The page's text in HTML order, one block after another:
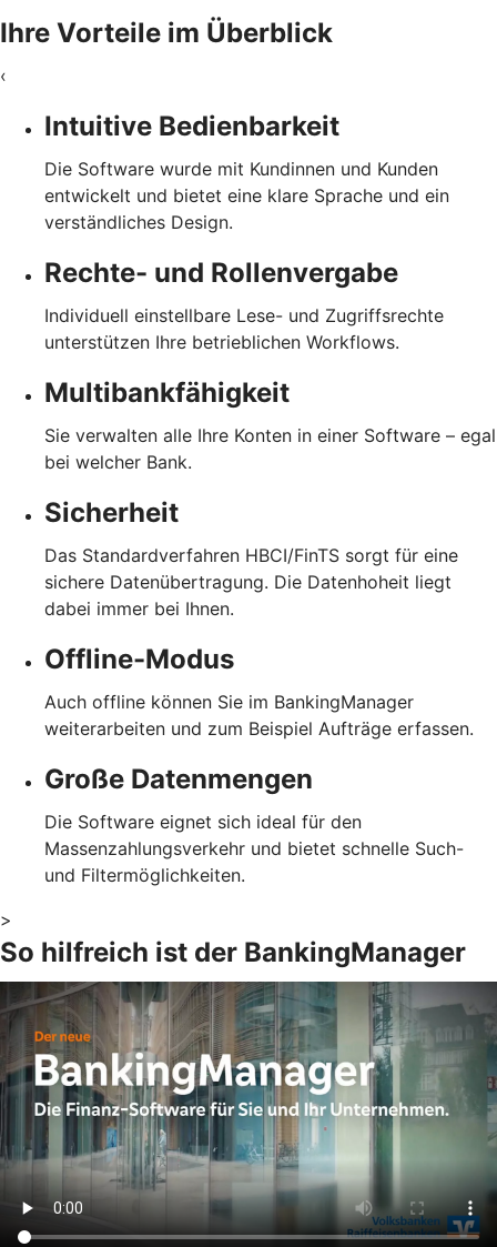
Ihre Vorteile im Überblick
‹
Intuitive Bedienbarkeit
Die Software wurde mit Kundinnen und Kunden
entwickelt und bietet eine klare Sprache und ein
verständliches Design.
Rechte- und Rollenvergabe
Individuell einstellbare Lese- und Zugriffsrechte
unterstützen Ihre betrieblichen Workflows.
Multibankfähigkeit
Sie verwalten alle Ihre Konten in einer Software – egal
bei welcher Bank.
Sicherheit
Das Standardverfahren HBCI/FinTS sorgt für eine
sichere Datenübertragung. Die Datenhoheit liegt
dabei immer bei Ihnen.
Offline-Modus
Auch offline können Sie im BankingManager
weiterarbeiten und zum Beispiel Aufträge erfassen.
Große Datenmengen
Die Software eignet sich ideal für den
Massenzahlungsverkehr und bietet schnelle Such-
und Filtermöglichkeiten.
>
So hilfreich ist der BankingManager